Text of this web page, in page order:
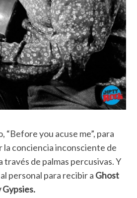
“Before you acuse me”, para
la conciencia inconsciente de
través de palmas percusivas. Y
personal para recibir a Ghost